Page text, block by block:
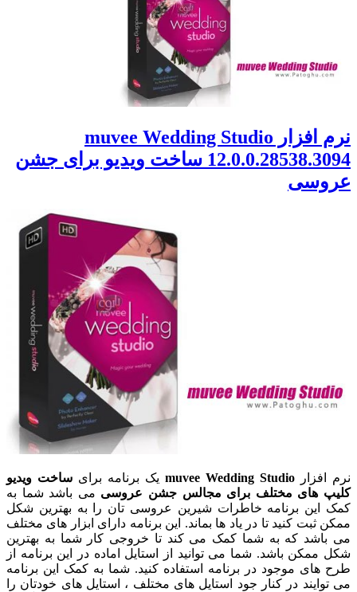
نرم افزار muvee Wedding Studio
12.0.0.28538.3094 ساخت ویدیو برای جشن
عروسی
نرم افزار muvee Wedding Studio یک برنامه برای ساخت ویدیو
کلیپ های مختلف برای مجالس جشن عروسی می باشد شما به
کمک این برنامه خاطرات شیرین عروسی تان را به بهترین شکل
ممکن ثبت کنید تا در یاد ها بماند. این برنامه دارای ابزار های مختلف
می باشد که به شما کمک می کند تا خروجی کار شما به بهترین
شکل ممکن باشد. شما می توانید از استایل اماده در این برنامه از
طرح های موجود در برنامه استفاده کنید. شما به کمک این برنامه
می توایند در کنار جود استایل های مختلف ، استایل های خودتان را